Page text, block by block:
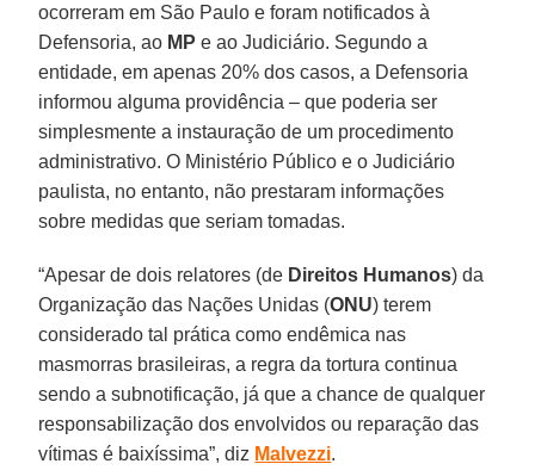
ocorreram em São Paulo e foram notificados à
Defensoria, ao MP e ao Judiciário. Segundo a
entidade, em apenas 20% dos casos, a Defensoria
informou alguma providência – que poderia ser
simplesmente a instauração de um procedimento
administrativo. O Ministério Público e o Judiciário
paulista, no entanto, não prestaram informações
sobre medidas que seriam tomadas.
“Apesar de dois relatores (de Direitos Humanos) da
Organização das Nações Unidas (ONU) terem
considerado tal prática como endêmica nas
masmorras brasileiras, a regra da tortura continua
sendo a subnotificação, já que a chance de qualquer
responsabilização dos envolvidos ou reparação das
vítimas é baixíssima”, diz Malvezzi.